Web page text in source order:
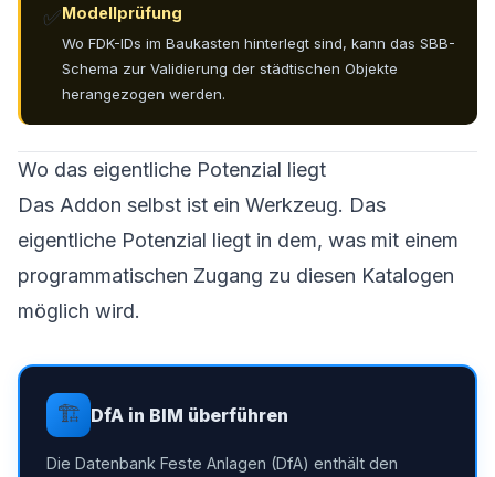
✅Modellprüfung
Wo FDK-IDs im Baukasten hinterlegt sind, kann das SBB-
Schema zur Validierung der städtischen Objekte
herangezogen werden.
Wo das eigentliche Potenzial liegt
Das Addon selbst ist ein Werkzeug. Das
eigentliche Potenzial liegt in dem, was mit einem
programmatischen Zugang zu diesen Katalogen
möglich wird.
🏗 DfA in BIM überführen
Die Datenbank Feste Anlagen (DfA) enthält den